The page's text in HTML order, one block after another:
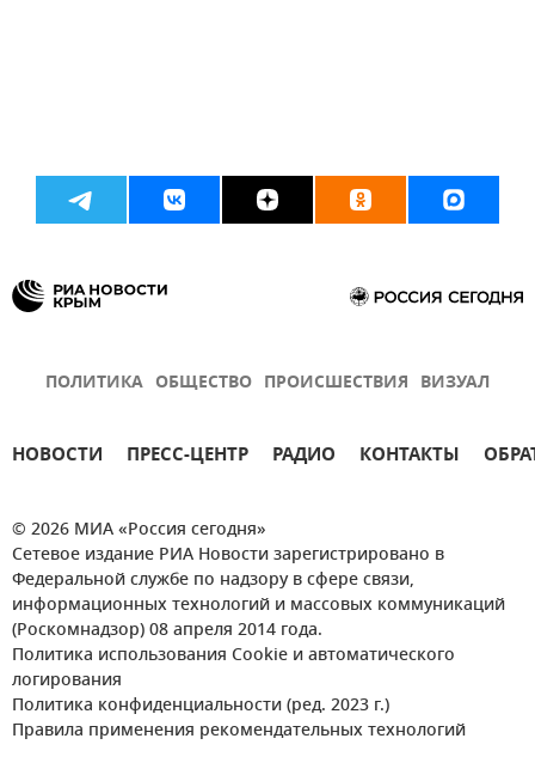
ПОЛИТИКА ОБЩЕСТВО ПРОИСШЕСТВИЯ ВИЗУАЛ
НОВОСТИ ПРЕСС-ЦЕНТР РАДИО КОНТАКТЫ
© 2026 МИА «Россия сегодня»
Сетевое издание РИА Новости зарегистрировано в
Федеральной службе по надзору в сфере связи,
информационных технологий и массовых коммуникаций
(Роскомнадзор) 08 апреля 2014 года.
Политика использования Cookie и автоматического
логирования
Политика конфиденциальности (ред. 2023 г.)
Правила применения рекомендательных технологий